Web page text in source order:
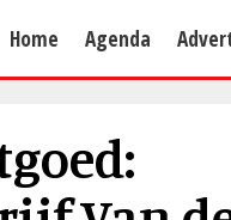
Home Agenda